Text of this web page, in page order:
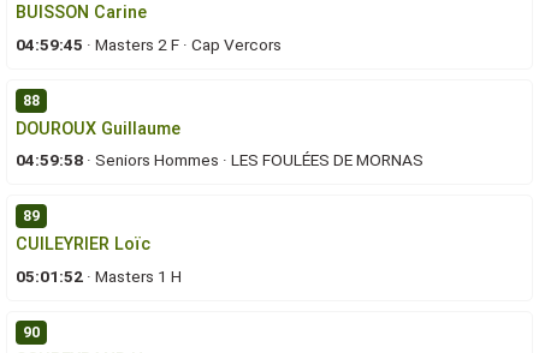
BUISSON Carine
04:59:45 ·Masters 2 F ·Cap Vercors
88
DOUROUX Guillaume
04:59:58 ·Seniors Hommes ·LES FOULÉES DE MORNAS
89
CUILEYRIER Loïc
05:01:52 ·Masters 1 H
90